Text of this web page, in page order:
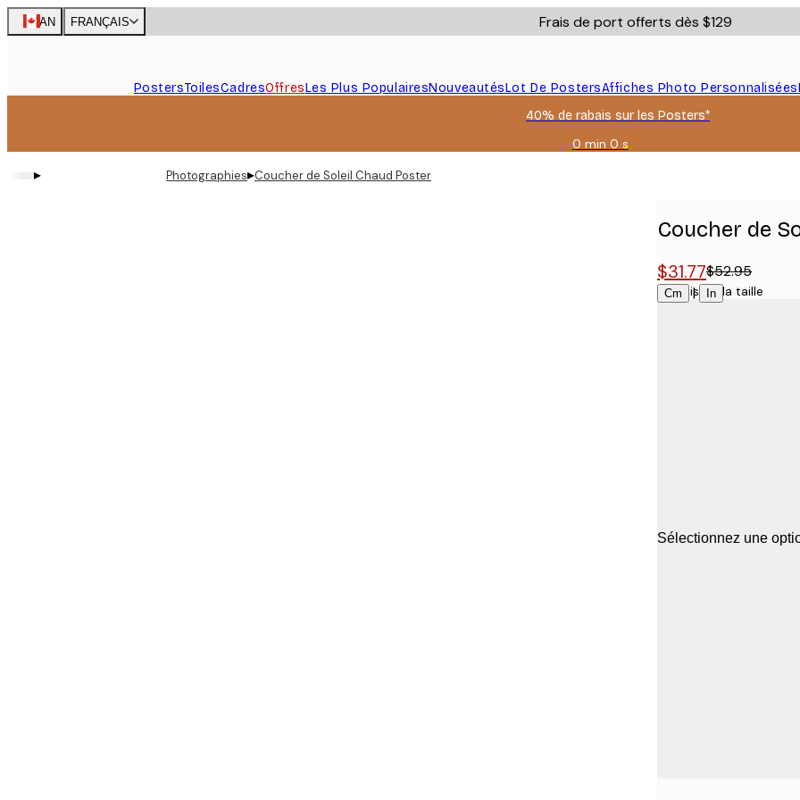
Skip
to
CAN FRANÇAIS Frais de port offerts dès $129
PostersToilesCadresOffresLes Plus PopulairesNouveautésLot De PostersAffiches Photo Personnalisées
40% de rabais sur les Posters*
0 min 0 s
Valable
▸ Photographies▸Coucher de Soleil Chaud Poster
Coucher de
$31.77$52.95
Cm | In
Choisissez la taille
Sélectionnez une